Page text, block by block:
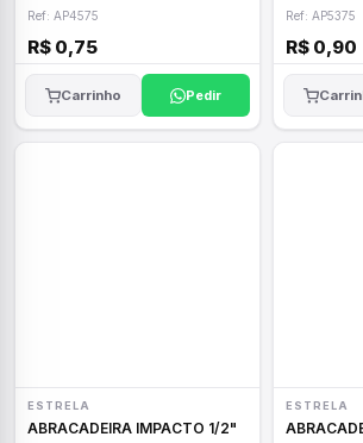
Ref: AP4575
R$ 0,75
Carrinho Pedir
Ref: AP5375
R$ 0,90
ESTRELA
ABRACADEIRA IMPACTO 1/2"
ESTRELA